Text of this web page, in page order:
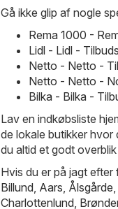
Gå ikke glip af nogle
Rema 1000 -
Lidl - Lidl -
Netto - Netto -
Netto - Netto -
Bilka - Bilka -
Lav en indkøbsliste
de lokale butikker hvor
du altid et godt
Hvis du er på jagt
Billund Aars Ålsgårde
Charlottenlund